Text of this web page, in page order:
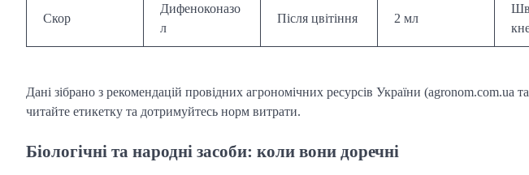
Скор
Дифеноконазо
л
Після цвітіння 2 мл
Дані зібрано з рекомендацій провідних агрономічних ресурсів України (agronom.com.ua
читайте етикетку та дотримуйтесь норм витрати.
Біологічні та народні засоби: коли вони доречні